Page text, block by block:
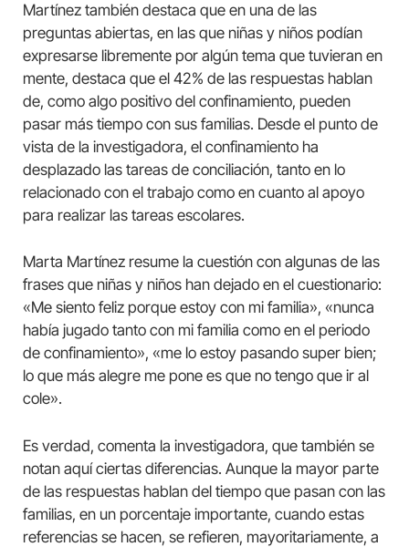
Martínez también destaca que en una de las
preguntas abiertas, en las que niñas y niños podían
expresarse libremente por algún tema que tuvieran en
mente, destaca que el 42% de las respuestas hablan
de, como algo positivo del confinamiento, pueden
pasar más tiempo con sus familias. Desde el punto de
vista de la investigadora, el confinamiento ha
desplazado las tareas de conciliación, tanto en lo
relacionado con el trabajo como en cuanto al apoyo
para realizar las tareas escolares.
Marta Martínez resume la cuestión con algunas de las
frases que niñas y niños han dejado en el cuestionario:
«Me siento feliz porque estoy con mi familia», «nunca
había jugado tanto con mi familia como en el periodo
de confinamiento», «me lo estoy pasando super bien;
lo que más alegre me pone es que no tengo que ir al
cole».
Es verdad, comenta la investigadora, que también se
notan aquí ciertas diferencias. Aunque la mayor parte
de las respuestas hablan del tiempo que pasan con las
familias, en un porcentaje importante, cuando estas
referencias se hacen, se refieren, mayoritariamente, a